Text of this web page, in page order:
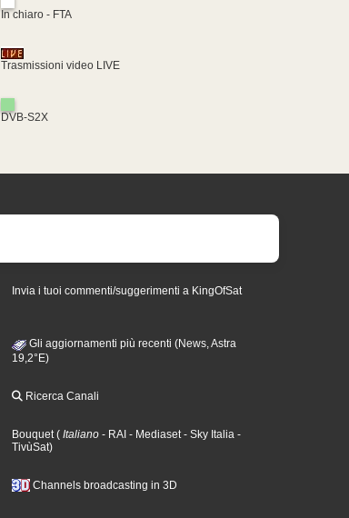
In chiaro - FTA
Trasmissioni video LIVE
DVB-S2X
Invia i tuoi commenti/suggerimenti a KingOfSat
Gli aggiornamenti più recenti (News, Astra
19,2°E)
Ricerca Canali
Bouquet ( Italiano - RAI - Mediaset - Sky Italia -
TivùSat)
Channels broadcasting in 3D